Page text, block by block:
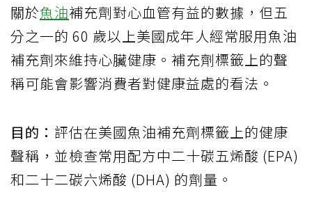
關於魚油補充劑對心血管有益的數據，但五
分之一的 60 歲以上美國成年人經常服用魚油
補充劑來維持心臟健康。補充劑標籤上的聲
稱可能會影響消費者對健康益處的看法。
目的： 評估在美國魚油補充劑標籤上的健康
聲稱，並檢查常用配方中二十碳五烯酸 (EPA)
和二十二碳六烯酸 (DHA) 的劑量。